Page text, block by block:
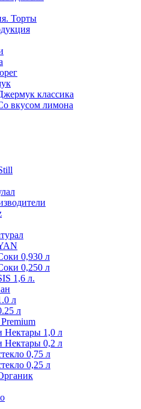
Торты
классика
вкусом лимона
0,930 л
0,250 л
1,6 л.
л
л
Нектары 1,0 л
Нектары 0,2 л
0,75 л
0,25 л